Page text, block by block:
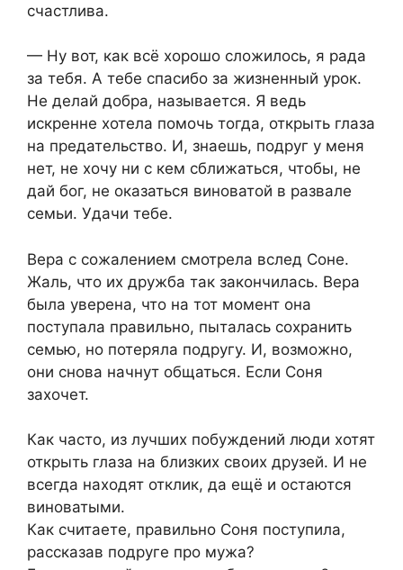
счастлива.
— Ну вот, как всё хорошо сложилось, я рада
за тебя. А тебе спасибо за жизненный урок.
Не делай добра, называется. Я ведь
искренне хотела помочь тогда, открыть глаза
на предательство. И, знаешь, подруг у меня
нет, не хочу ни с кем сближаться, чтобы, не
дай бог, не оказаться виноватой в развале
семьи. Удачи тебе.
Вера с сожалением смотрела вслед Соне.
Жаль, что их дружба так закончилась. Вера
была уверена, что на тот момент она
поступала правильно, пыталась сохранить
семью, но потеряла подругу. И, возможно,
они снова начнут общаться. Если Соня
захочет.
Как часто, из лучших побуждений люди хотят
открыть глаза на близких своих друзей. И не
всегда находят отклик, да ещё и остаются
виноватыми.
Как считаете, правильно Соня поступила,
рассказав подруге про мужа?